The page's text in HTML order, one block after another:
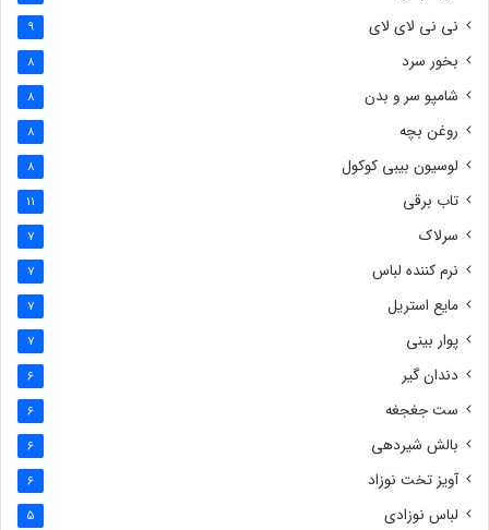
نی نی لای لای 9
بخور سرد 8
شامپو سر و بدن 8
روغن بچه 8
لوسیون بیبی کوکول 8
تاب برقی 11
سرلاک 7
نرم کننده لباس 7
مایع استریل 7
پوار بینی 7
دندان گیر 6
ست جغجغه 6
بالش شیردهی 6
آویز تخت نوزاد 6
لباس نوزادی 5